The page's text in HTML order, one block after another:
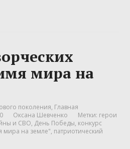
мира на
поколения, Главная
Оксана Шевченко Метки: герои
и СВО, День Победы, конкурс
мира на земле", патриотический